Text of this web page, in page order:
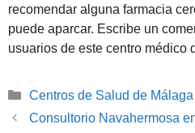
recomendar alguna farmacia
puede aparcar. Escribe un
usuarios de este centro médico
Categorías
Centros de Salud de Málaga
Consultorio Navahermosa